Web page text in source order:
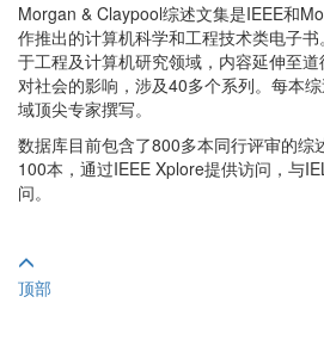
Morgan & Claypool综述文集是IEEE和
作推出的计算机科学和工程技术类电子
于工程及计算机研究领域，内容延伸至
对社会的影响，涉及40多个系列。每本
域顶尖专家撰写。
数据库目前包含了800多本同行评审的综
100本，通过IEEE Xplore提供访问，与
问。
顶部